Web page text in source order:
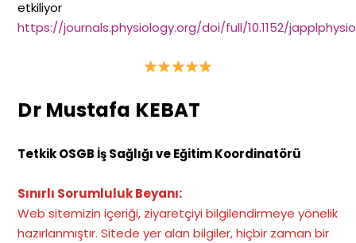
etkiliyor
https://journals.physiology.org/doi/full/10.1152/
Dr Mustafa KEBAT
Tetkik OSGB İş Sağlığı ve Eğitim Koordinatörü
Sınırlı Sorumluluk Beyanı:
Web sitemizin içeriği, ziyaretçiyi bilgilendirmeye yönelik
hazırlanmıştır. Sitede yer alan bilgiler, hiçbir zaman bir